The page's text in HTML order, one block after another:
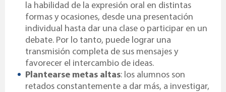
la habilidad de la expresión oral en distintas
formas y ocasiones, desde una presentación
individual hasta dar una clase o participar en un
debate. Por lo tanto, puede lograr una
transmisión completa de sus mensajes y
favorecer el intercambio de ideas.
Plantearse metas altas: los alumnos son
retados constantemente a dar más, a investigar,